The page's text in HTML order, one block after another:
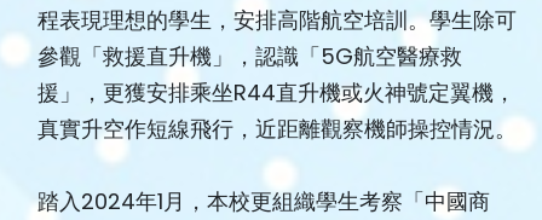
程表現理想的學生，安排高階航空培訓。學生除可
參觀「救援直升機」，認識「5G航空醫療救
援」，更獲安排乘坐R44直升機或火神號定翼機，
真實升空作短線飛行，近距離觀察機師操控情況。
踏入2024年1月，本校更組織學生考察「中國商